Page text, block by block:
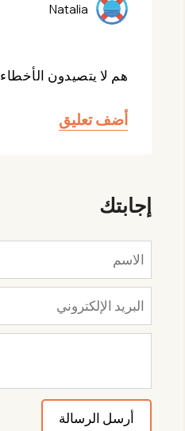
Natalia
هم لا يتصيدون الأخطاء
أضف تعليق
إجابتك